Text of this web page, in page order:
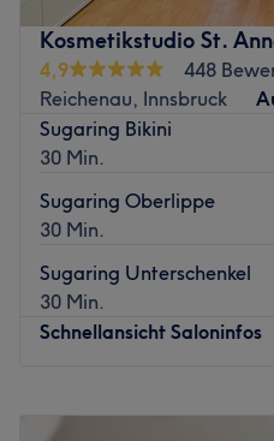
Kosmetikstudio St.
4,9
448
Reichenau, Innsbruck
Sugaring Bikini
30 Min.
Sugaring Oberlippe
30 Min.
Sugaring Unterschenkel
30 Min.
Schnellansicht Saloninfos
Dienstag